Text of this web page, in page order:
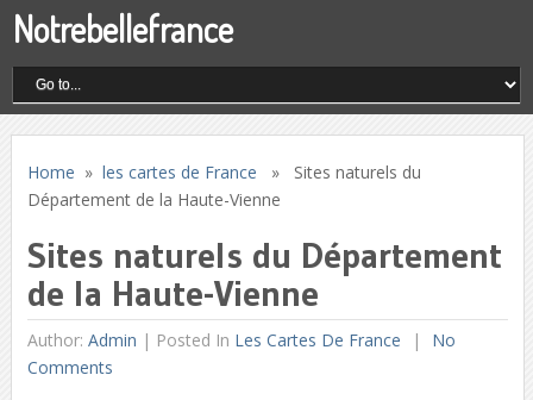
Notrebellefrance
Home » les cartes de France » Sites naturels du
Département de la Haute-Vienne
Sites naturels du Département
de la Haute-Vienne
Author: Admin | Posted In Les Cartes De France
No
Comments